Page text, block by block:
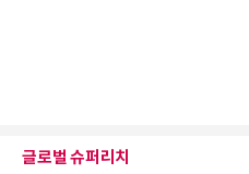
글로벌 슈퍼리치